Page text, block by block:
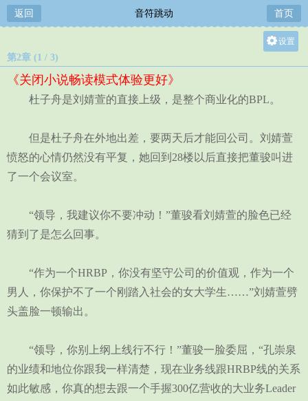
返回 音符跳动 首页
设置
中
第2章 (1 / 3)
《关闭小说畅读模式体验更好》
杜子舟是刘婧萱的直接上级，是整个商业化的BPL。
但是杜子舟在外地出差，要两天后才能回公司。刘婧萱
愤怒的心情仍然没有平复，她回到28楼以后直接把董骏叫进
了一个会议室。
“领导，我建议你不要冲动！”董骏看刘婧萱的脸色已经
猜到了是怎么回事。
“作为一个HRBP，你没有坚守公司的价值观，作为一个
男人，你保护不了一个刚踏入社会的女大学生……”刘婧萱劈
头盖脸一顿输出。
“领导，你别上纲上线行不行！”董骏一脸委屈，“孔崇泉
的业绩和地位你跟我一样清楚，现在业务线跟HRBP线的关系
如此敏感，你真的想去跟一个手握300亿营收的大业务Leader